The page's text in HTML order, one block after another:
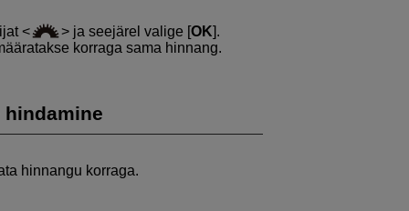
ja seejärel valige [OK].
korraga sama hinnang.
hinnangu korraga.